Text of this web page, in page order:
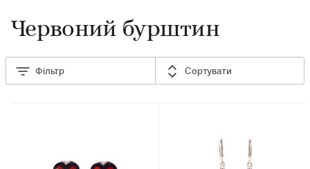
Червоний бурштин
Фільтр Сортувати